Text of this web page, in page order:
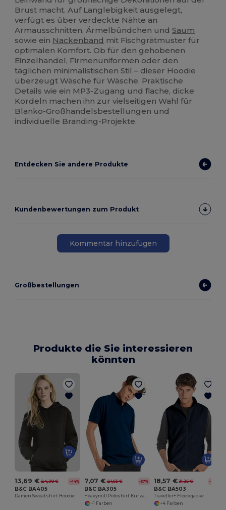
Brust macht. Auf Langlebigkeit ausgelegt,
verfügt es über verdeckte Nähte an
Armausschnitten, Ärmelbündchen undSaum
sowie ein Nackenband mit Fischgrätmuster für
optimalen Komfort. Ob für den gehobenen
Einzelhandel, Firmenuniformen oder den
täglichen minimalistischen Stil – dieser Hoodie
überzeugt Wäsche für Wäsche. Praktische
Details wie ein MP3-Zugang und flache, dicke
Kordeln machen ihn zur vielseitigen Wahl für
Blanko-Großhandelsbestellungen und
individuelle Branding-Projekte.
Entdecken Sie andere Produkte
Kundenbewertungen zum Produkt
Kommentar hinzufügen
Großbestellungen
Produkte die Sie interessieren
könnten
13,69 € 24,30 € -44%
B&C BA405
Damen Sweatshirt Hoodie
7,07 € 21,55 € -67%
B&C BA305
Heavymill Poloshirt Kurzarm
+1 Farben
18,57 € 31,35 € -41%
B&C BA503
Traveller+ Fleecejacke
+4 Farben